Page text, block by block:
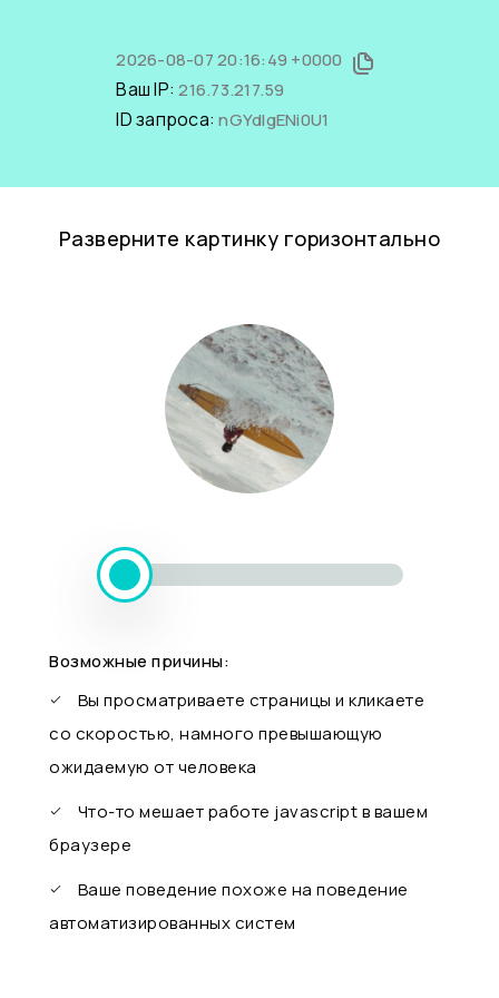
2026-08-07 20:16:49 +0000
Ваш IP:216.73.217.59
ID запроса:nGYdIgENi0U1
Разверните картинку горизонтально
Возможные причины:
Вы просматриваете страницы и кликаете
со скоростью, намного превышающую
ожидаемую от человека
Что-то мешает работе javascript в вашем
браузере
Ваше поведение похоже на поведение
автоматизированных систем